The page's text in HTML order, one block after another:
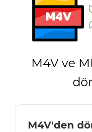
M4V ve
M4V'den